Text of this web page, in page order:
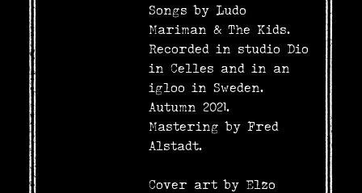
Songs by Ludo
Mariman & The Kids.
Recorded in studio Dio
in Celles and in an
igloo in Sweden.
Autumn 2021.
Mastering by Fred
Alstadt.
Cover art by Elzo